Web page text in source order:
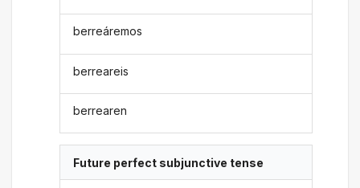
berreáremos
berreareis
berrearen
Future perfect subjunctive tense